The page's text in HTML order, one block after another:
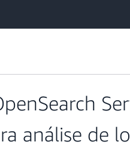
análise de